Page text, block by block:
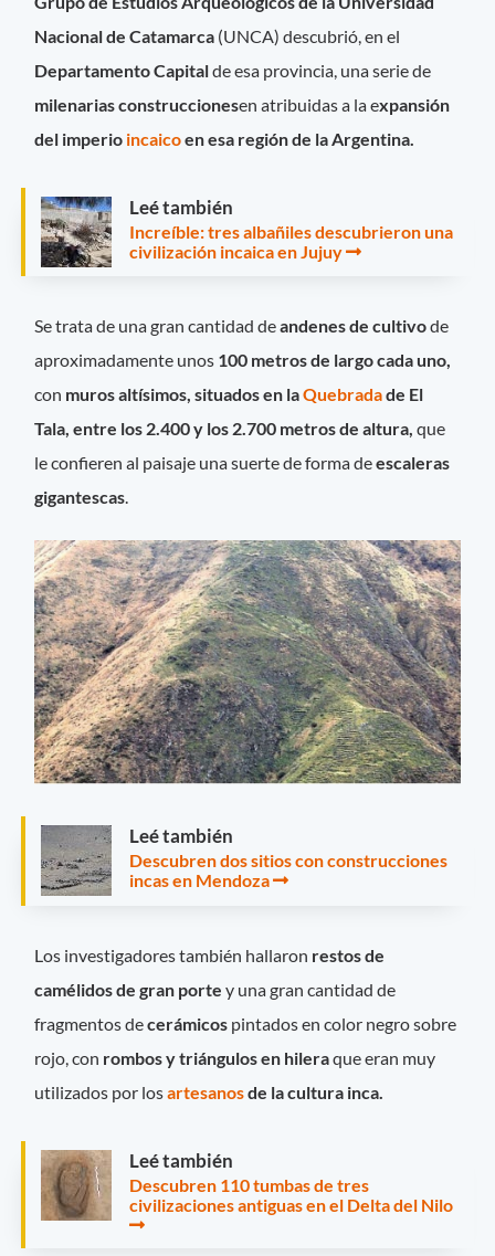
Nacional de Catamarca (UNCA) descubrió, en el
Departamento Capitalde esa provincia, una serie de
milenarias construccionesen atribuidas a la expansión
del imperio incaicoen esa región de la Argentina.
Leé también
Increíble: tres albañiles descubrieron una
civilización incaica en Jujuy
Se trata de una gran cantidad deandenes de cultivode
aproximadamente unos 100 metros de largo cada uno,
con muros altísimos, situados en laQuebradade El
Tala, entre los 2.400 y los 2.700 metros de altura,que
le confieren al paisaje una suerte de forma deescaleras
gigantescas.
Leé también
Descubren dos sitios con construcciones
incas en Mendoza
Los investigadores también hallaron restos de
camélidos de gran porte y una gran cantidad de
fragmentos decerámicos pintados en color negro sobre
rojo, con rombos y triángulos en hileraque eran muy
utilizados por losartesanosde la cultura inca.
Leé también
Descubren 110 tumbas de tres
civilizaciones antiguas en el Delta del Nilo